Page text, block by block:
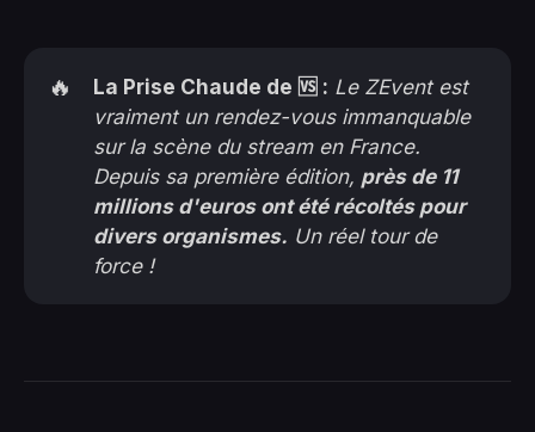
🔥 La Prise Chaude de 🆚 : Le ZEvent est
vraiment un rendez-vous immanquable
sur la scène du stream en France.
Depuis sa première édition, près de 11
millions d'euros ont été récoltés pour
divers organismes. Un réel tour de
force !